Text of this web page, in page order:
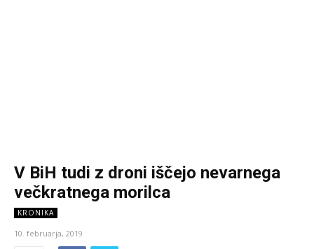
V BiH tudi z droni iščejo nevarnega
večkratnega morilca
KRONIKA
10. februarja, 2019